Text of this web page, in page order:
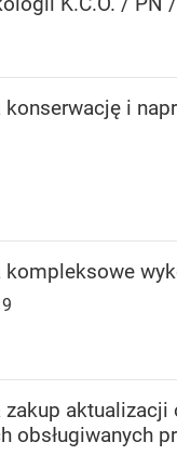
konserwację i
zakup
obsługiwanych